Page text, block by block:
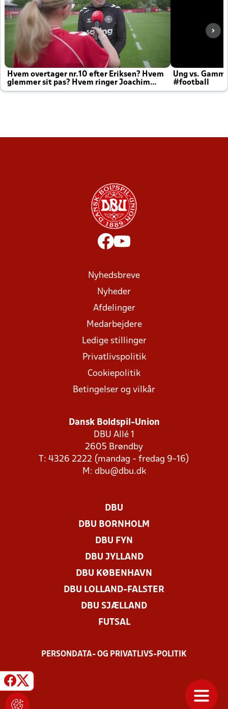
Hvem overtager nr.10 efter Eriksen? Hvem
glemmer sit pas? Hvem ringer Joachim
altid til efter kampe?
Ung vs.
#football
Nyhedsbreve
Nyheder
Afdelinger
Medarbejdere
Ledige stillinger
Privatlivspolitik
Cookiepolitik
Betingelser og vilkår
Dansk Boldspil-Union
DBU Allé 1
2605 Brøndby
T: 4326 2222 (mandag - fredag 9-16)
M: dbu@dbu.dk
DBU
DBU BORNHOLM
DBU FYN
DBU JYLLAND
DBU KØBENHAVN
DBU LOLLAND-FALSTER
DBU SJÆLLAND
FUTSAL
PERSONDATA- OG PRIVATLIVS-POLITIK